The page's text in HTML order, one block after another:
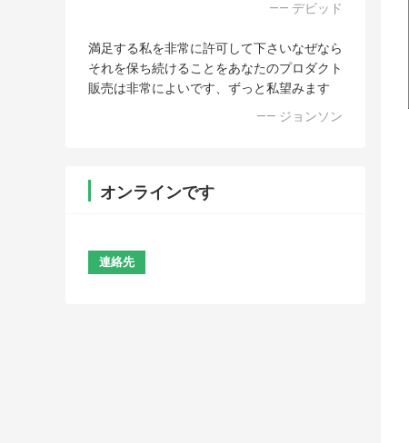
—— デビッド
満足する私を非常に許可して下さいなぜなら
それを保ち続けることをあなたのプロダクト
販売は非常によいです、ずっと私望みます
—— ジョンソン
オンラインです